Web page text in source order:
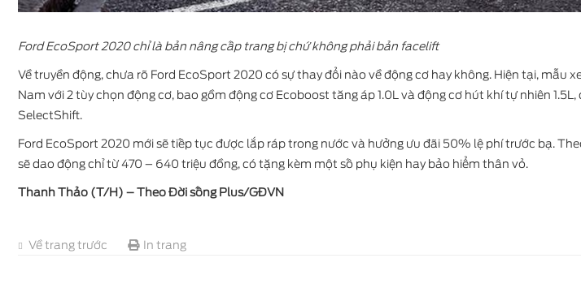
Ford EcoSport 2020 chỉ là bản nâng cấp trang bị chứ không phải bản facelift
Về truyền động, chưa rõ Ford EcoSport 2020 có sự thay đổi nào về động cơ hay không. Hiện tại, mẫu
Nam với 2 tùy chọn động cơ, bao gồm động cơ Ecoboost tăng áp 1.0L và động cơ hút khí tự nhiên
SelectShift.
Ford EcoSport 2020 mới sẽ tiếp tục được lắp ráp trong nước và hưởng ưu đãi 50% lệ phí trước bạ.
sẽ dao động chỉ từ 470 – 640 triệu đồng, có tặng kèm một số phụ kiện hay bảo hiểm thân vỏ.
Thanh Thảo (T/H) – Theo Đời sống Plus/GĐVN
Về trang trước In trang